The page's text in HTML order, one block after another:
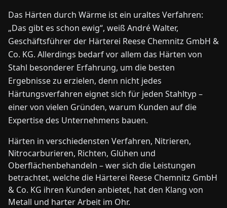
ENDEFRESITNLPLHU
KONTAKT
ZU
UNS
Das Härten durch Wärme ist ein uraltes Verfahren:
„Das gibt es schon ewig“, weiß André Walter,
Geschäftsführer der Härterei Reese Chemnitz GmbH &
Co. KG. Allerdings bedarf vor allem das Härten von
Stahl besonderer Erfahrung, um die besten
Ergebnisse zu erzielen, denn nicht jedes
Härtungsverfahren eignet sich für jeden Stahltyp –
einer von vielen Gründen, warum Kunden auf die
Expertise des Unternehmens bauen.
Härten in verschiedensten Verfahren, Nitrieren,
Nitrocarburieren, Richten, Glühen und
Oberflächenbehandeln – wer sich die Leistungen
betrachtet, welche die Härterei Reese Chemnitz GmbH
& Co. KG ihren Kunden anbietet, hat den Klang von
Metall und harter Arbeit im Ohr.